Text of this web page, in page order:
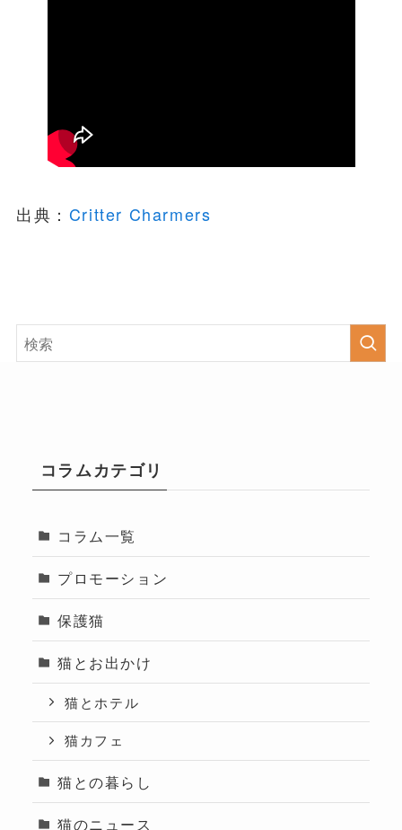
出典： Critter Charmers
コラムカテゴリ
コラム一覧
プロモーション
保護猫
猫とお出かけ
猫とホテル
猫カフェ
猫との暮らし
猫のニュース